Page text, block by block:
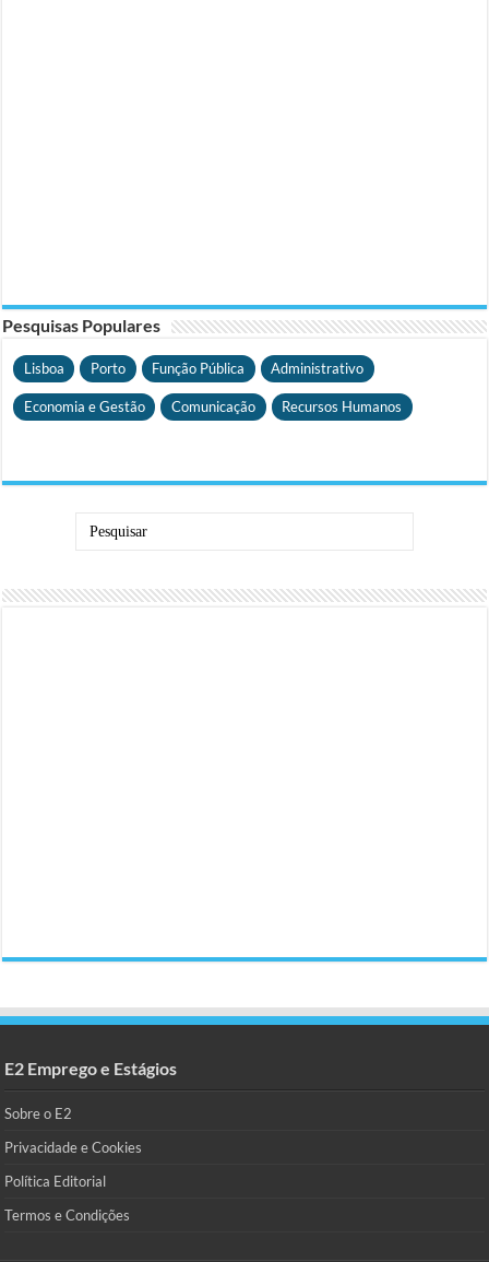
Pesquisas Populares
Lisboa Porto Função Pública Administrativo
Economia e Gestão Comunicação Recursos Humanos
E2 Emprego e Estágios
Sobre o E2
Privacidade e Cookies
Política Editorial
Termos e Condições